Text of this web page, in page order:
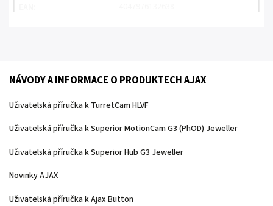
NÁVODY A INFORMACE O PRODUKTECH AJAX
Uživatelská příručka k TurretCam HLVF
Uživatelská příručka k Superior MotionCam G3 (PhOD) Jeweller
Uživatelská příručka k Superior Hub G3 Jeweller
Novinky AJAX
Uživatelská příručka k Ajax Button